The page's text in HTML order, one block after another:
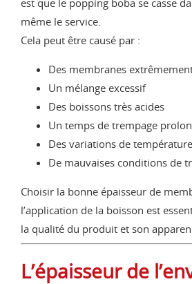
même le service.
Cela peut être causé par :
Des membranes
Un mélange excessif
Des boissons très acides
Un temps de trempage
Des variations de température
De mauvaises conditions de
Choisir la bonne épaisseur de
l’application de la boisson est
la qualité du produit et son
L’épaisseur de